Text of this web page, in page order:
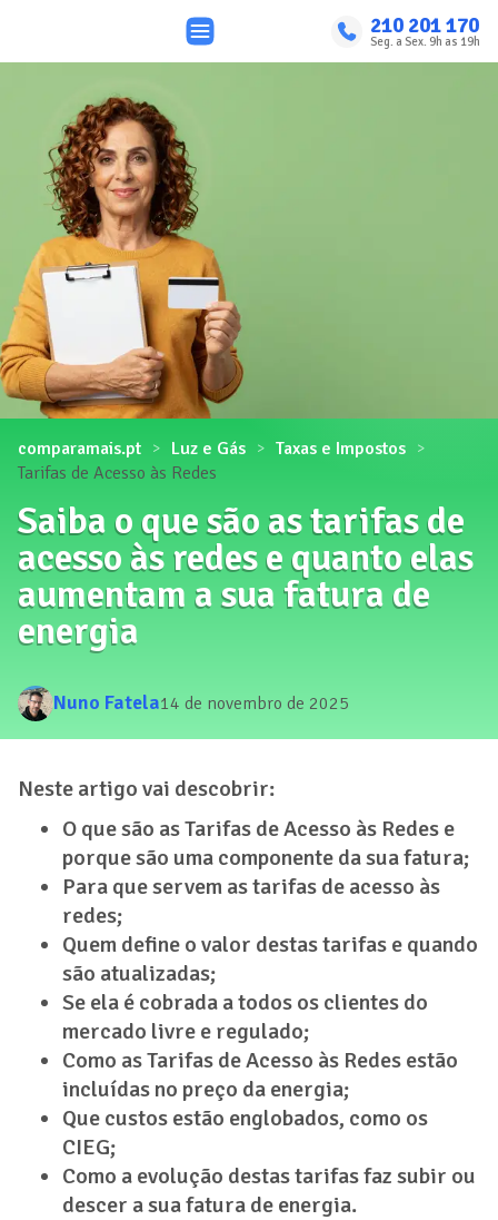
210 201 170
Seg. a Sex. 9h as 19h
comparamais.pt Luz e Gás
Taxas e Impostos
Tarifas de Acesso às Redes
Saiba o que são as tarifas de
acesso às redes e quanto elas
aumentam a sua fatura de
energia
Nuno Fatela14 de novembro de 2025
Neste artigo vai descobrir:
O que são as Tarifas de Acesso às Redes e
porque são uma componente da sua fatura;
Para que servem as tarifas de acesso às
redes;
Quem define o valor destas tarifas e quando
são atualizadas;
Se ela é cobrada a todos os clientes do
mercado livre e regulado;
Como as Tarifas de Acesso às Redes estão
incluídas no preço da energia;
Que custos estão englobados, como os
CIEG;
Como a evolução destas tarifas faz subir ou
descer a sua fatura de energia.